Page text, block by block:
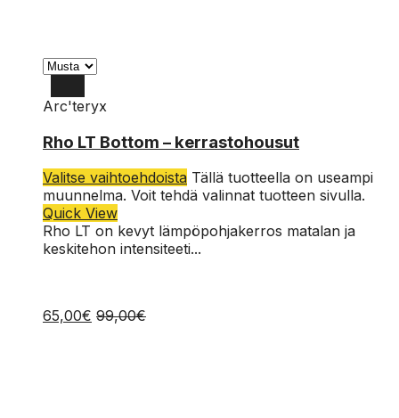
M
Arc'teryx
Rho LT Bottom – kerrastohousut
Valitse vaihtoehdoista Tällä tuotteella on useampi
muunnelma. Voit tehdä valinnat tuotteen sivulla.
Quick View
Rho LT on kevyt lämpöpohjakerros matalan ja
keskitehon intensiteeti...
65,00€ 99,00€